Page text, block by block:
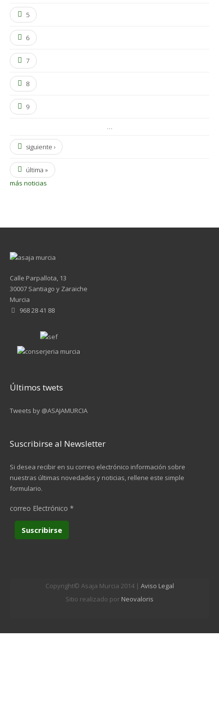
5
6
7
8
9
…
siguiente ›
última »
más noticias
Calle Parpallota, 13
30007 Santiago y Zaraiche
Murcia
968 28 41 88
Últimos twets
Tweets by @ASAJAMURCIA
Suscribirse al Newsletter
Si desea recibir en su correo electrónico información sobre
nuestras últimas novedades y noticias, rellene este simple
formulario.
correo Electrónico *
Copyright© Asaja Murcia 2014 | Aviso Legal
Sitio realizado por Neovaloris